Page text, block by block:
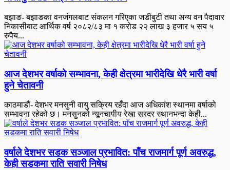
बझाङ- बझाङका वनजंगलबाट संकलन गरिएका जडीबुटी तथा अन्य वन पैदावार
निकासीबाट आर्थिक वर्ष २०८२/८३ मा १ करोड २२ लाख ३ हजार ५ सय ५
रुपैय...
आज देशभर वर्षाको सम्भावना, केही क्षेत्रमा भारीदेखि धेरै भारी वर्षा
हुने चेतावनी
काठमाडौं- देशभर मनसुनी वायु सक्रिय रहँदा आज अधिकांश स्थानमा वर्षाको
सम्भावना रहेको छ। मनसुनको न्यूनचापीय रेखा सरदर स्थानभन्दा केही...
वर्षाले देशभर सडक सञ्जाल प्रभावित: पाँच राजमार्ग पूर्ण अवरुद्ध,
केही सडकमा राति सवारी निषेध